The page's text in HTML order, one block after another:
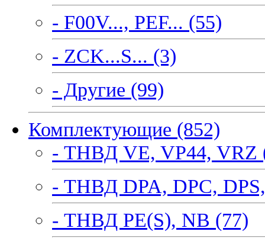
- F00V..., PEF... (55)
- ZCK...S... (3)
- Другие (99)
Комплектующие (852)
- ТНВД VE, VP44, VRZ
- ТНВД DPA, DPC,
- ТНВД PE(S), NB (77)